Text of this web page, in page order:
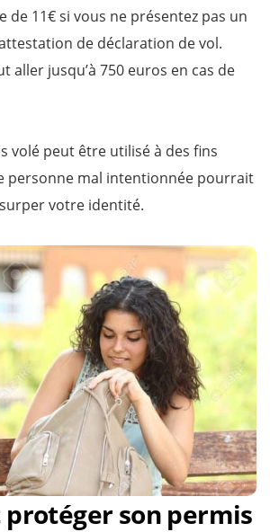
de 11€ si vous ne présentez pas un
de déclaration de vol.
aller jusqu’à 750 euros en cas de
volé peut être utilisé à des fins
personne mal intentionnée pourrait
votre identité.
son permis